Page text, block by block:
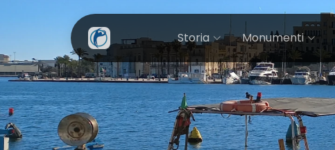
Storia Monumenti